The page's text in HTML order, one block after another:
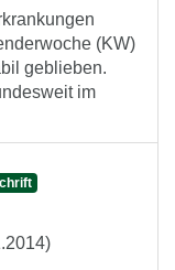
(KW)
geblieben.
im